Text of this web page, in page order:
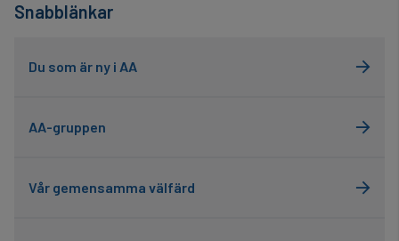
Snabblänkar
Du som är ny i AA
AA-gruppen
Vår gemensamma välfärd